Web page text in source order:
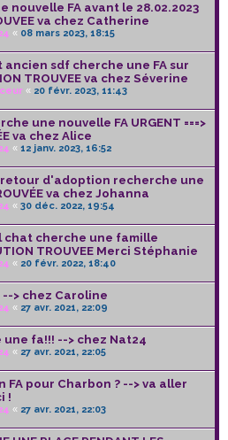
nouvelle FA avant le 28.02.2023
va chez Catherine
« 08 mars 2023, 18:15
ancien sdf cherche une FA sur
TROUVEE va chez Séverine
« 20 févr. 2023, 11:43
une nouvelle FA URGENT ===>
va chez Alice
« 12 janv. 2023, 16:52
retour d'adoption recherche une
va chez Johanna
« 30 déc. 2022, 19:54
chat cherche une famille
TROUVEE Merci Stéphanie
« 20 févr. 2022, 18:40
> chez Caroline
« 27 avr. 2021, 22:09
fa!!! --> chez Nat24
« 27 avr. 2021, 22:05
FA pour Charbon ? --> va aller
!
« 27 avr. 2021, 22:03